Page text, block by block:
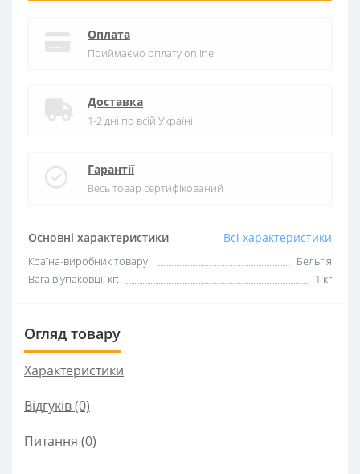
Основні характеристики Всі характеристики
Країна-виробник товару:
Бельгія
Вага в упаковці, кг:
1 кг
Оплата
Приймаємо оплату online
Доставка
1-2 дні по всій Україні
Гарантії
Весь товар сертифікований
Огляд товару
Характеристики
Відгуків (0)
Питання (0)